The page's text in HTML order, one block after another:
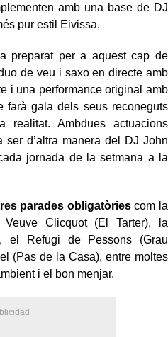
amb una base de DJ
pur estil Eivissa.
preparat per a aquest cap de
de veu i saxo en directe amb
i una performance original amb
farà gala dels seus reconeguts
realitat. Ambdues actuacions
d’altra manera del DJ John
jornada de la setmana a la
parades obligatòriescom la
Clicquot (El Tarter), la
el Refugi de Pessons (Grau
(Pas de la Casa), entre moltes
i el bon menjar.